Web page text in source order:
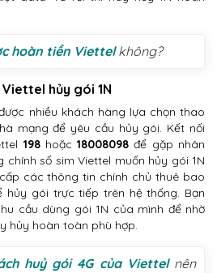
hoàn tiền Viettelkhông?
hủy gói 1N
nhiều khách hàng lựa chọn thao
mạng để yêu cầu hủy gói. Kết nối
198hoặc18008098 để gặp nhân
chính số sim Viettel muốn hủy gói 1N
các thông tin chính chủ thuê bao
hủy gói trực tiếp trên hệ thống. Bạn
cầu dùng gói 1N của mình để nhờ
hủy hoàn toàn phù hợp.
huỷ gói 4G của Viettel nên